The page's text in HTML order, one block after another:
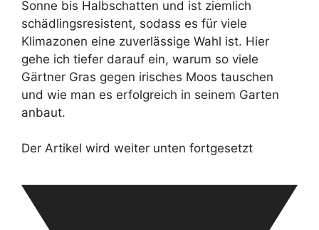
Sonne bis Halbschatten und ist ziemlich
schädlingsresistent, sodass es für viele
Klimazonen eine zuverlässige Wahl ist. Hier
gehe ich tiefer darauf ein, warum so viele
Gärtner Gras gegen irisches Moos tauschen
und wie man es erfolgreich in seinem Garten
anbaut.
Der Artikel wird weiter unten fortgesetzt